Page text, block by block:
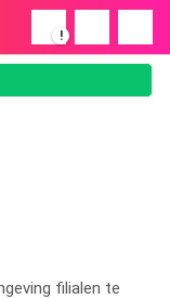
!
filialen te